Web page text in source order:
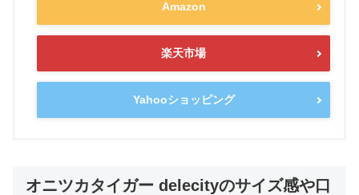
Amazon
楽天市場
Yahooショッピング
オニツカタイガー delecityのサイズ感や口